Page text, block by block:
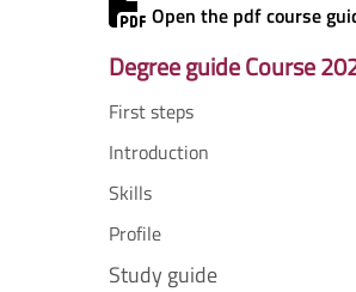
Open the pdf course
Degree guide Course
First steps
Introduction
Skills
Profile
Study guide